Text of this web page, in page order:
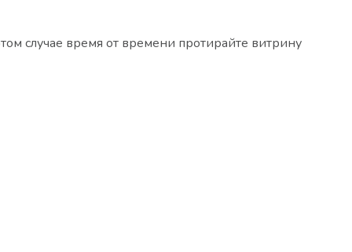
случае время от времени протирайте витрину